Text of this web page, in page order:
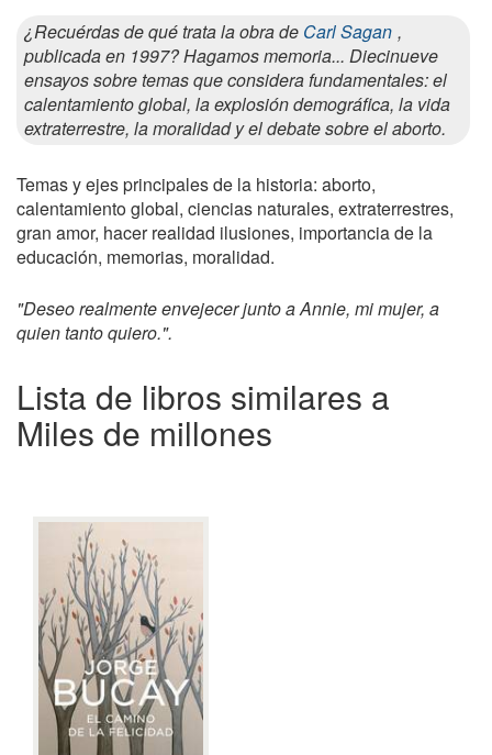
¿Recuérdas de qué trata la obra de Carl Sagan ,
publicada en 1997? Hagamos memoria... Diecinueve
ensayos sobre temas que considera fundamentales: el
calentamiento global, la explosión demográfica, la vida
extraterrestre, la moralidad y el debate sobre el aborto.
Temas y ejes principales de la historia: aborto,
calentamiento global, ciencias naturales, extraterrestres,
gran amor, hacer realidad ilusiones, importancia de la
educación, memorias, moralidad.
"Deseo realmente envejecer junto a Annie, mi mujer, a
quien tanto quiero.".
Lista de libros similares a
Miles de millones